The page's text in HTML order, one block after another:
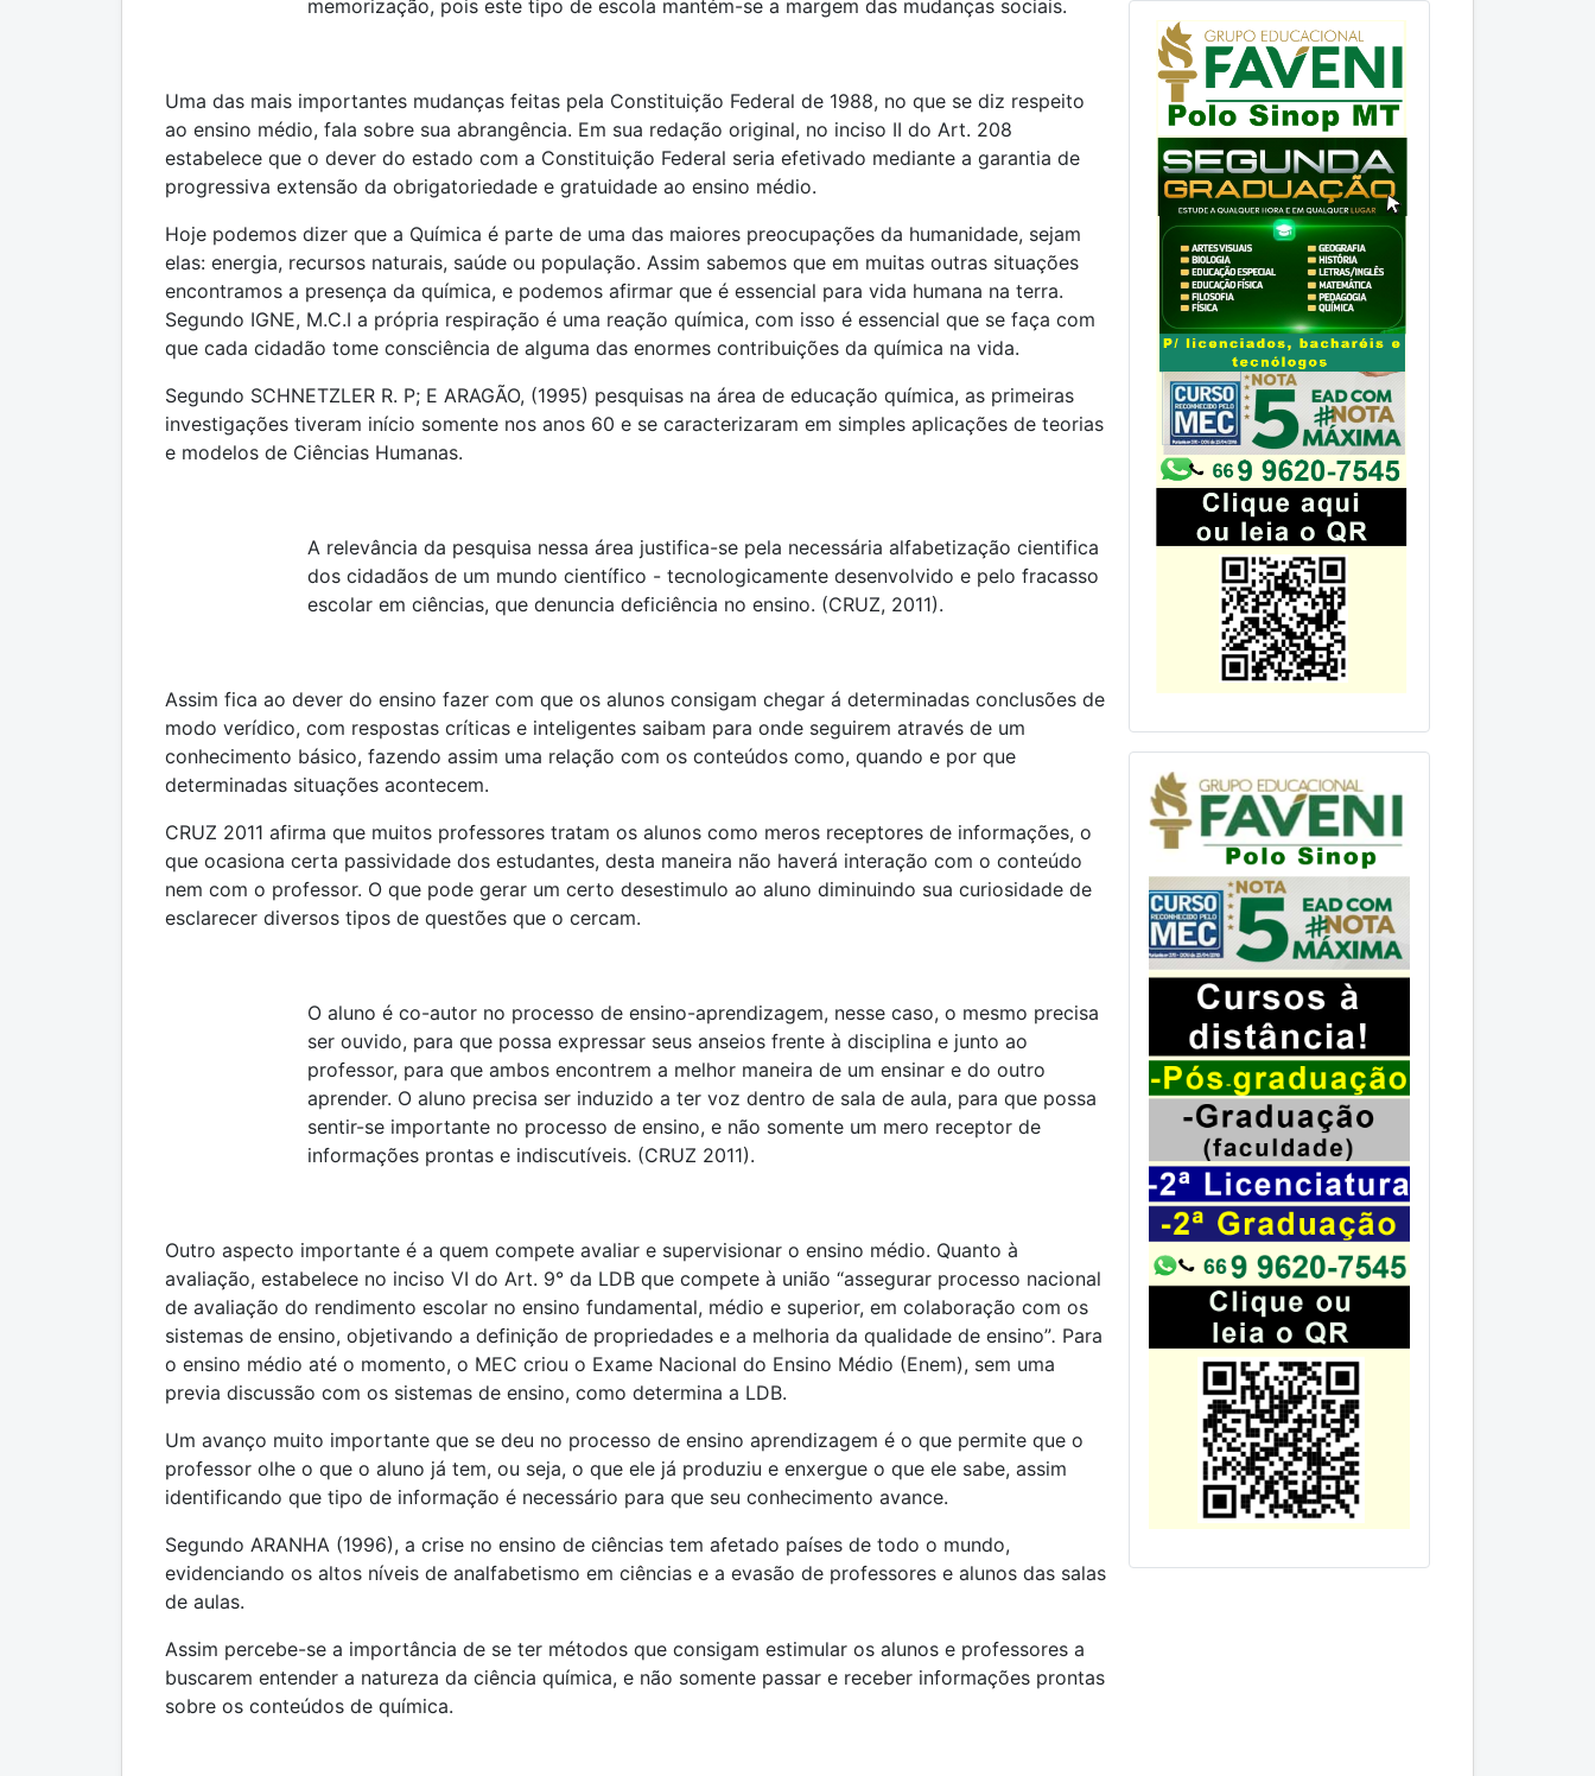
memorização, pois este tipo de escola mantém-se a margem das mudanças sociais.
Uma das mais importantes mudanças feitas pela Constituição Federal de 1988, no que se diz respeito
ao ensino médio, fala sobre sua abrangência. Em sua redação original, no inciso II do Art. 208
estabelece que o dever do estado com a Constituição Federal seria efetivado mediante a garantia de
progressiva extensão da obrigatoriedade e gratuidade ao ensino médio.
Hoje podemos dizer que a Química é parte de uma das maiores preocupações da humanidade, sejam
elas: energia, recursos naturais, saúde ou população. Assim sabemos que em muitas outras situações
encontramos a presença da química, e podemos afirmar que é essencial para vida humana na terra.
Segundo IGNE, M.C.I a própria respiração é uma reação química, com isso é essencial que se faça com
que cada cidadão tome consciência de alguma das enormes contribuições da química na vida.
Segundo SCHNETZLER R. P; E ARAGÃO, (1995) pesquisas na área de educação química, as primeiras
investigações tiveram início somente nos anos 60 e se caracterizaram em simples aplicações de teorias
e modelos de Ciências Humanas.
A relevância da pesquisa nessa área justifica-se pela necessária alfabetização cientifica
dos cidadãos de um mundo científico - tecnologicamente desenvolvido e pelo fracasso
escolar em ciências, que denuncia deficiência no ensino. (CRUZ, 2011).
Assim fica ao dever do ensino fazer com que os alunos consigam chegar á determinadas conclusões de
modo verídico, com respostas críticas e inteligentes saibam para onde seguirem através de um
conhecimento básico, fazendo assim uma relação com os conteúdos como, quando e por que
determinadas situações acontecem.
CRUZ 2011 afirma que muitos professores tratam os alunos como meros receptores de informações, o
que ocasiona certa passividade dos estudantes, desta maneira não haverá interação com o conteúdo
nem com o professor. O que pode gerar um certo desestimulo ao aluno diminuindo sua curiosidade de
esclarecer diversos tipos de questões que o cercam.
O aluno é co-autor no processo de ensino-aprendizagem, nesse caso, o mesmo precisa
ser ouvido, para que possa expressar seus anseios frente à disciplina e junto ao
professor, para que ambos encontrem a melhor maneira de um ensinar e do outro
aprender. O aluno precisa ser induzido a ter voz dentro de sala de aula, para que possa
sentir-se importante no processo de ensino, e não somente um mero receptor de
informações prontas e indiscutíveis. (CRUZ 2011).
Outro aspecto importante é a quem compete avaliar e supervisionar o ensino médio. Quanto à
avaliação, estabelece no inciso VI do Art. 9° da LDB que compete à união “assegurar processo nacional
de avaliação do rendimento escolar no ensino fundamental, médio e superior, em colaboração com os
sistemas de ensino, objetivando a definição de propriedades e a melhoria da qualidade de ensino”. Para
o ensino médio até o momento, o MEC criou o Exame Nacional do Ensino Médio (Enem), sem uma
previa discussão com os sistemas de ensino, como determina a LDB.
Um avanço muito importante que se deu no processo de ensino aprendizagem é o que permite que o
professor olhe o que o aluno já tem, ou seja, o que ele já produziu e enxergue o que ele sabe, assim
identificando que tipo de informação é necessário para que seu conhecimento avance.
Segundo ARANHA (1996), a crise no ensino de ciências tem afetado países de todo o mundo,
evidenciando os altos níveis de analfabetismo em ciências e a evasão de professores e alunos das salas
de aulas.
Assim percebe-se a importância de se ter métodos que consigam estimular os alunos e professores a
buscarem entender a natureza da ciência química, e não somente passar e receber informações prontas
sobre os conteúdos de química.